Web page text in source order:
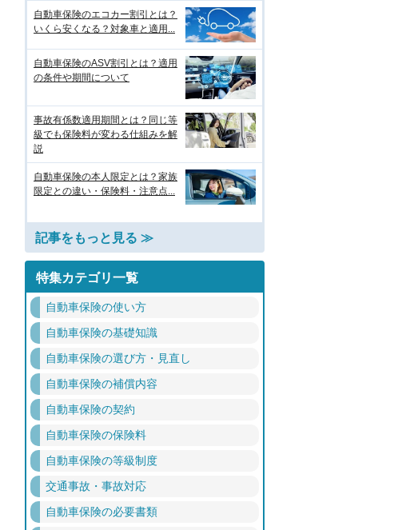
自動車保険のエコカー割引とは？
いくら安くなる？対象車と適用...
自動車保険のASV割引とは？適用
の条件や期間について
事故有係数適用期間とは？同じ等
級でも保険料が変わる仕組みを解
説
自動車保険の本人限定とは？家族
限定との違い・保険料・注意点...
記事をもっと見る ≫
特集カテゴリ一覧
自動車保険の使い方
自動車保険の基礎知識
自動車保険の選び方・見直し
自動車保険の補償内容
自動車保険の契約
自動車保険の保険料
自動車保険の等級制度
交通事故・事故対応
自動車保険の必要書類